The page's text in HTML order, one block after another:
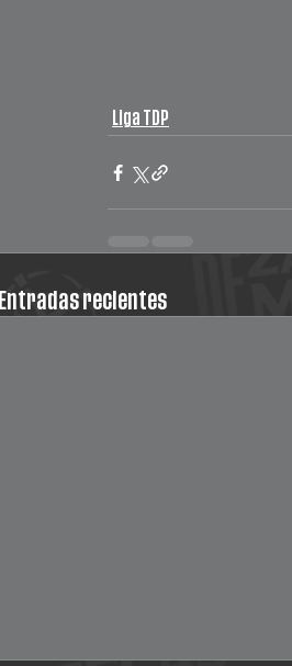
Liga TDP
Entradas recientes